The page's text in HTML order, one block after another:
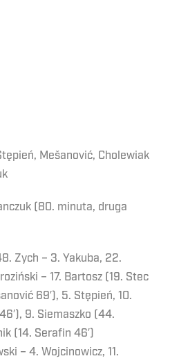
Mešanović, Cholewiak
(80. minuta, druga
Zych – 3. Yakuba, 22.
– 17. Bartosz (19. Stec
69′), 5. Stępień, 10.
9. Siemaszko (44.
(14. Serafin 46′)
– 4. Wojcinowicz, 11.